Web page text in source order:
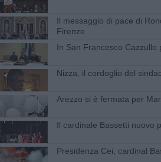
Il messaggio di pace di
Firenze
In San Francesco Cazzullo
Nizza, il cordoglio del
Arezzo si è fermata per
Il cardinale Bassetti nuovo
Presidenza Cei, cardinal